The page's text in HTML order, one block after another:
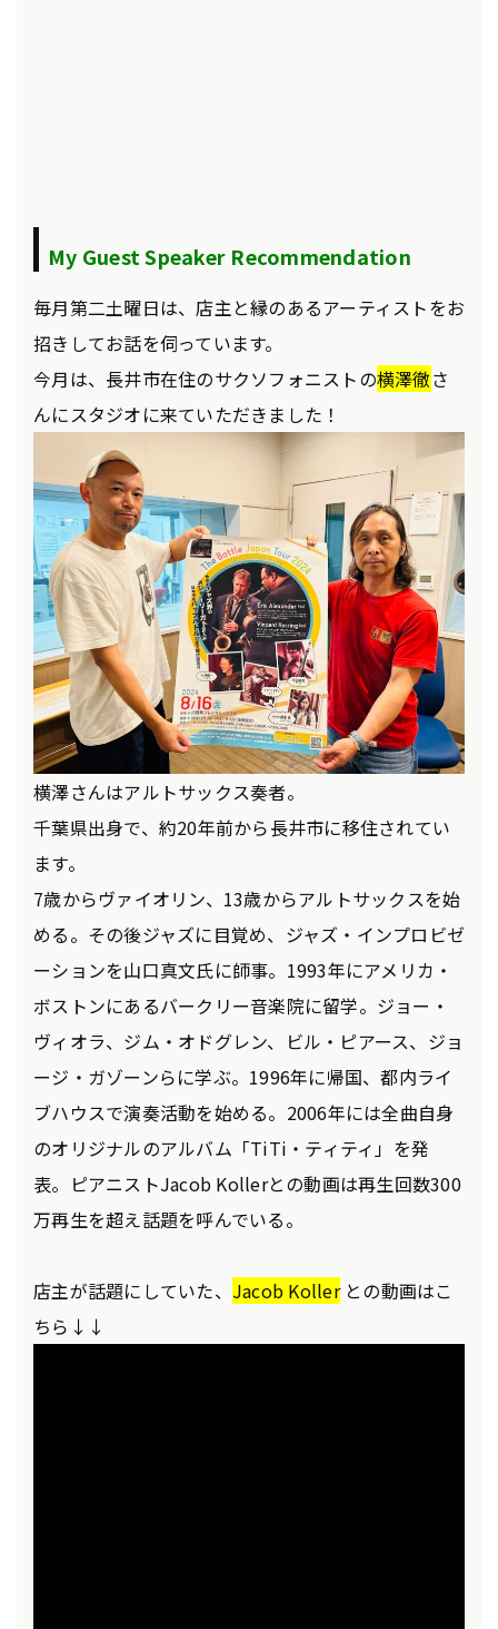
My Guest Speaker Recommendation
毎月第二土曜日は、店主と縁のあるアーティストをお
招きしてお話を伺っています。
今月は、長井市在住のサクソフォニストの横澤徹さ
んにスタジオに来ていただきました！
横澤さんはアルトサックス奏者。
千葉県出身で、約20年前から長井市に移住されてい
ます。
7歳からヴァイオリン、13歳からアルトサックスを始
める。その後ジャズに目覚め、ジャズ・インプロビゼ
ーションを山口真文氏に師事。1993年にアメリカ・
ボストンにあるバークリー音楽院に留学。ジョー・
ヴィオラ、ジム・オドグレン、ビル・ピアース、ジョ
ージ・ガゾーンらに学ぶ。1996年に帰国、都内ライ
ブハウスで演奏活動を始める。2006年には全曲自身
のオリジナルのアルバム「TiTi・ティティ」を発
表。ピアニストJacob Kollerとの動画は再生回数300
万再生を超え話題を呼んでいる。
店主が話題にしていた、 Jacob Kollerとの動画はこ
ちら↓↓